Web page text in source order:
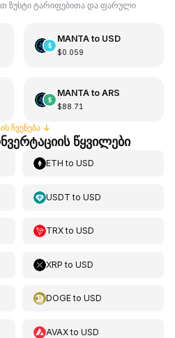
ზუსტი ტარიფებითა და ფარული
MANTAto USD
$0.059
MANTAto ARS
$88.71
ჩვენება ↓
წყვილები
ETH toUSD
USDT toUSD
TRXtoUSD
XRP toUSD
DOGEtoUSD
AVAXtoUSD